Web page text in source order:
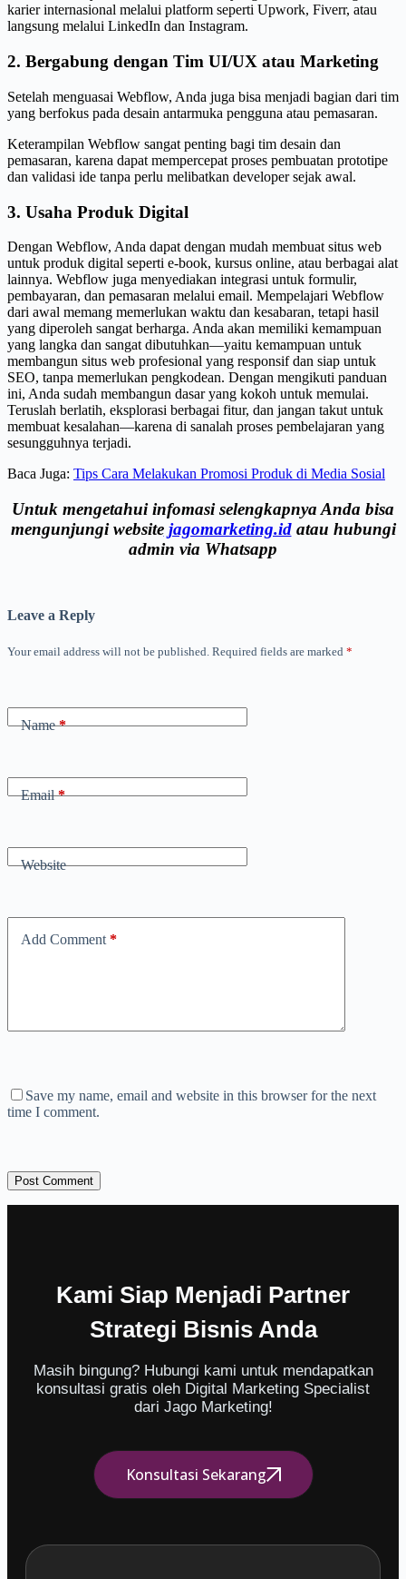
karier internasional melalui platform seperti Upwork, Fiverr, atau
langsung melalui LinkedIn dan Instagram.
2. Bergabung dengan Tim UI/UX atau Marketing
Setelah menguasai Webflow, Anda juga bisa menjadi bagian dari tim
yang berfokus pada desain antarmuka pengguna atau pemasaran.
Keterampilan Webflow sangat penting bagi tim desain dan
pemasaran, karena dapat mempercepat proses pembuatan prototipe
dan validasi ide tanpa perlu melibatkan developer sejak awal.
3. Usaha Produk Digital
Dengan Webflow, Anda dapat dengan mudah membuat situs web
untuk produk digital seperti e-book, kursus online, atau berbagai alat
lainnya. Webflow juga menyediakan integrasi untuk formulir,
pembayaran, dan pemasaran melalui email. Mempelajari Webflow
dari awal memang memerlukan waktu dan kesabaran, tetapi hasil
yang diperoleh sangat berharga. Anda akan memiliki kemampuan
yang langka dan sangat dibutuhkan—yaitu kemampuan untuk
membangun situs web profesional yang responsif dan siap untuk
SEO, tanpa memerlukan pengkodean. Dengan mengikuti panduan
ini, Anda sudah membangun dasar yang kokoh untuk memulai.
Teruslah berlatih, eksplorasi berbagai fitur, dan jangan takut untuk
membuat kesalahan—karena di sanalah proses pembelajaran yang
sesungguhnya terjadi.
Baca Juga: Tips Cara Melakukan Promosi Produk di Media Sosial
Untuk mengetahui infomasi selengkapnya Anda bisa
mengunjungi websitejagomarketing.idatau hubungi
admin via Whatsapp
Leave a Reply
Your email address will not be published. Required fields are marked *
Name*
Email*
Website
Add Comment *
Save my name, email and website in this browser for the next
time I comment.
Post Comment
Kami Siap Menjadi Partner
Strategi Bisnis Anda
Masih bingung? Hubungi kami untuk mendapatkan
konsultasi gratis oleh Digital Marketing Specialist
dari Jago Marketing!
Konsultasi Sekarang